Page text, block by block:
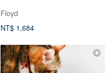
Floyd
NT$ 1,684